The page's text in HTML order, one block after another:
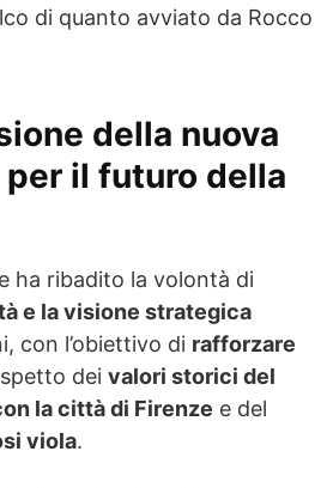
di quanto avviato da Rocco
della nuova
il futuro della
ha ribadito la volontà di
e la visione strategica
con l’obiettivo di rafforzare
dei valori storici del
la città di Firenze e del
viola.